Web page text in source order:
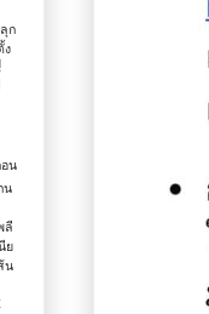
ก
ง
น
น
ลี
ย
น